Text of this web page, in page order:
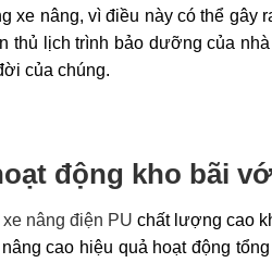
xe nâng, vì điều này có thể gây
thủ lịch trình bảo dưỡng của
của chúng.
động kho bãi
xe nâng điện PU chất lượng cao
cao hiệu quả hoạt động